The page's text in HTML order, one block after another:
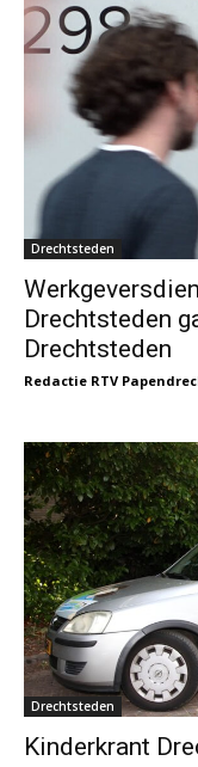
Drechtsteden
Drechtsteden
Drechtsteden
Redactie RTV
Drechtsteden
Kinderkrant